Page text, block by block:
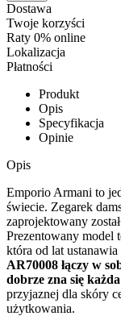
Dostawa
Twoje korzyści
Raty 0% online
Lokalizacja
Płatności
Produkt
Opis
Specyfikacja
Opinie
Opis
Emporio Armani to
świecie. Zegarek
zaprojektowany
Prezentowany model
która od lat ustanawia
AR70008 łączy w
dobrze zna się
przyjaznej dla skóry
użytkowania.